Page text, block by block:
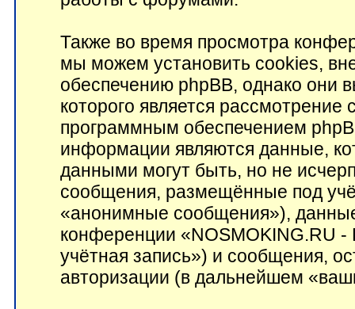
Также во время просмотра
мы можем установить cookies,
обеспечению phpBB, однако они
которого является
программным обеспечением
информации являются данные,
данными могут быть, но не
сообщения, размещённые под
«анонимные сообщения»),
конференции
учётная запись») и сообщения,
авторизации (в дальнейшем